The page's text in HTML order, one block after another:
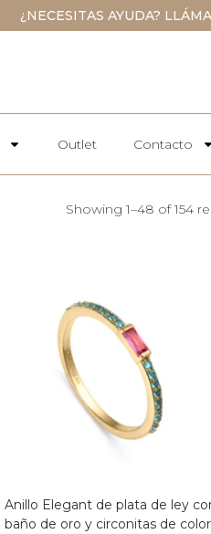
¿NECESITAS AYUDA?
Outlet Contacto
Showing 1–48 of 154
Anillo Elegant de plata de ley
baño de oro y circonitas de color